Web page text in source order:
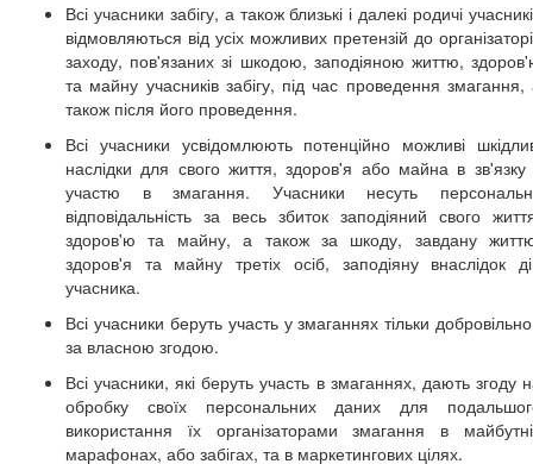
Всі учасники забігу, а також близькі і далекі родичі
відмовляються від усіх можливих претензій до
заходу, пов'язаних зі шкодою, заподіяною життю,
та майну учасників забігу, під час проведення змагання,
також після його проведення.
Всі учасники усвідомлюють потенційно можливі
наслідки для свого життя, здоров'я або майна в зв'язку
участю в змагання. Учасники несуть
відповідальність за весь збиток заподіяний свого
здоров'ю та майну, а також за шкоду, завдану
здоров'я та майну третіх осіб, заподіяну внаслідок
учасника.
Всі учасники беруть участь у змаганнях тільки добровільно
за власною згодою.
Всі учасники, які беруть участь в змаганнях, дають згоду
обробку своїх персональних даних для
використання їх організаторами змагання в
марафонах, або забігах, та в маркетингових цілях.